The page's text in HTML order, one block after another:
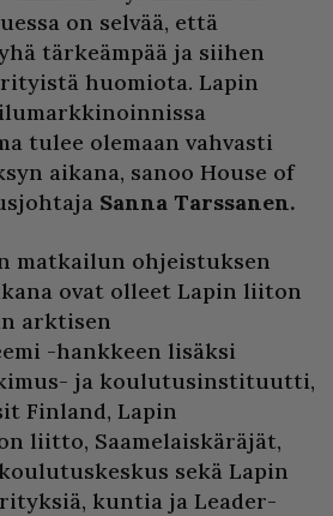
on selvää, että
tärkeämpää ja siihen
huomiota. Lapin
tulee olemaan vahvasti
aikana, sanoo House of
Sanna Tarssanen.
matkailun ohjeistuksen
ovat olleet Lapin liiton
arktisen
-hankkeen lisäksi
ja koulutusinstituutti,
Finland, Lapin
liitto, Saamelaiskäräjät,
sekä Lapin
kuntia ja Leader-